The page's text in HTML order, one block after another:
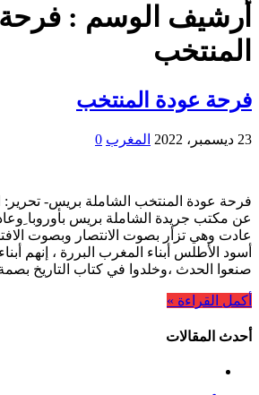
أرشيف الوسم :
المنتخب
فرحة عودة المنتخب
23 ديسمبر، 2022 المغرب 0
فرحة عودة المنتخب الشاملة بريس- تحرير:
عن مكتب جريدة الشاملة بريس بأوروبا
عادت وهي تزأر بصوت الانتصار وبصوت
أسود الأطلس أبناء المغرب البررة ، إنهم
صنعوا الحدث ،وخلدوا في كتاب التاريخ
أكمل القراءة »
أحدث المقالات